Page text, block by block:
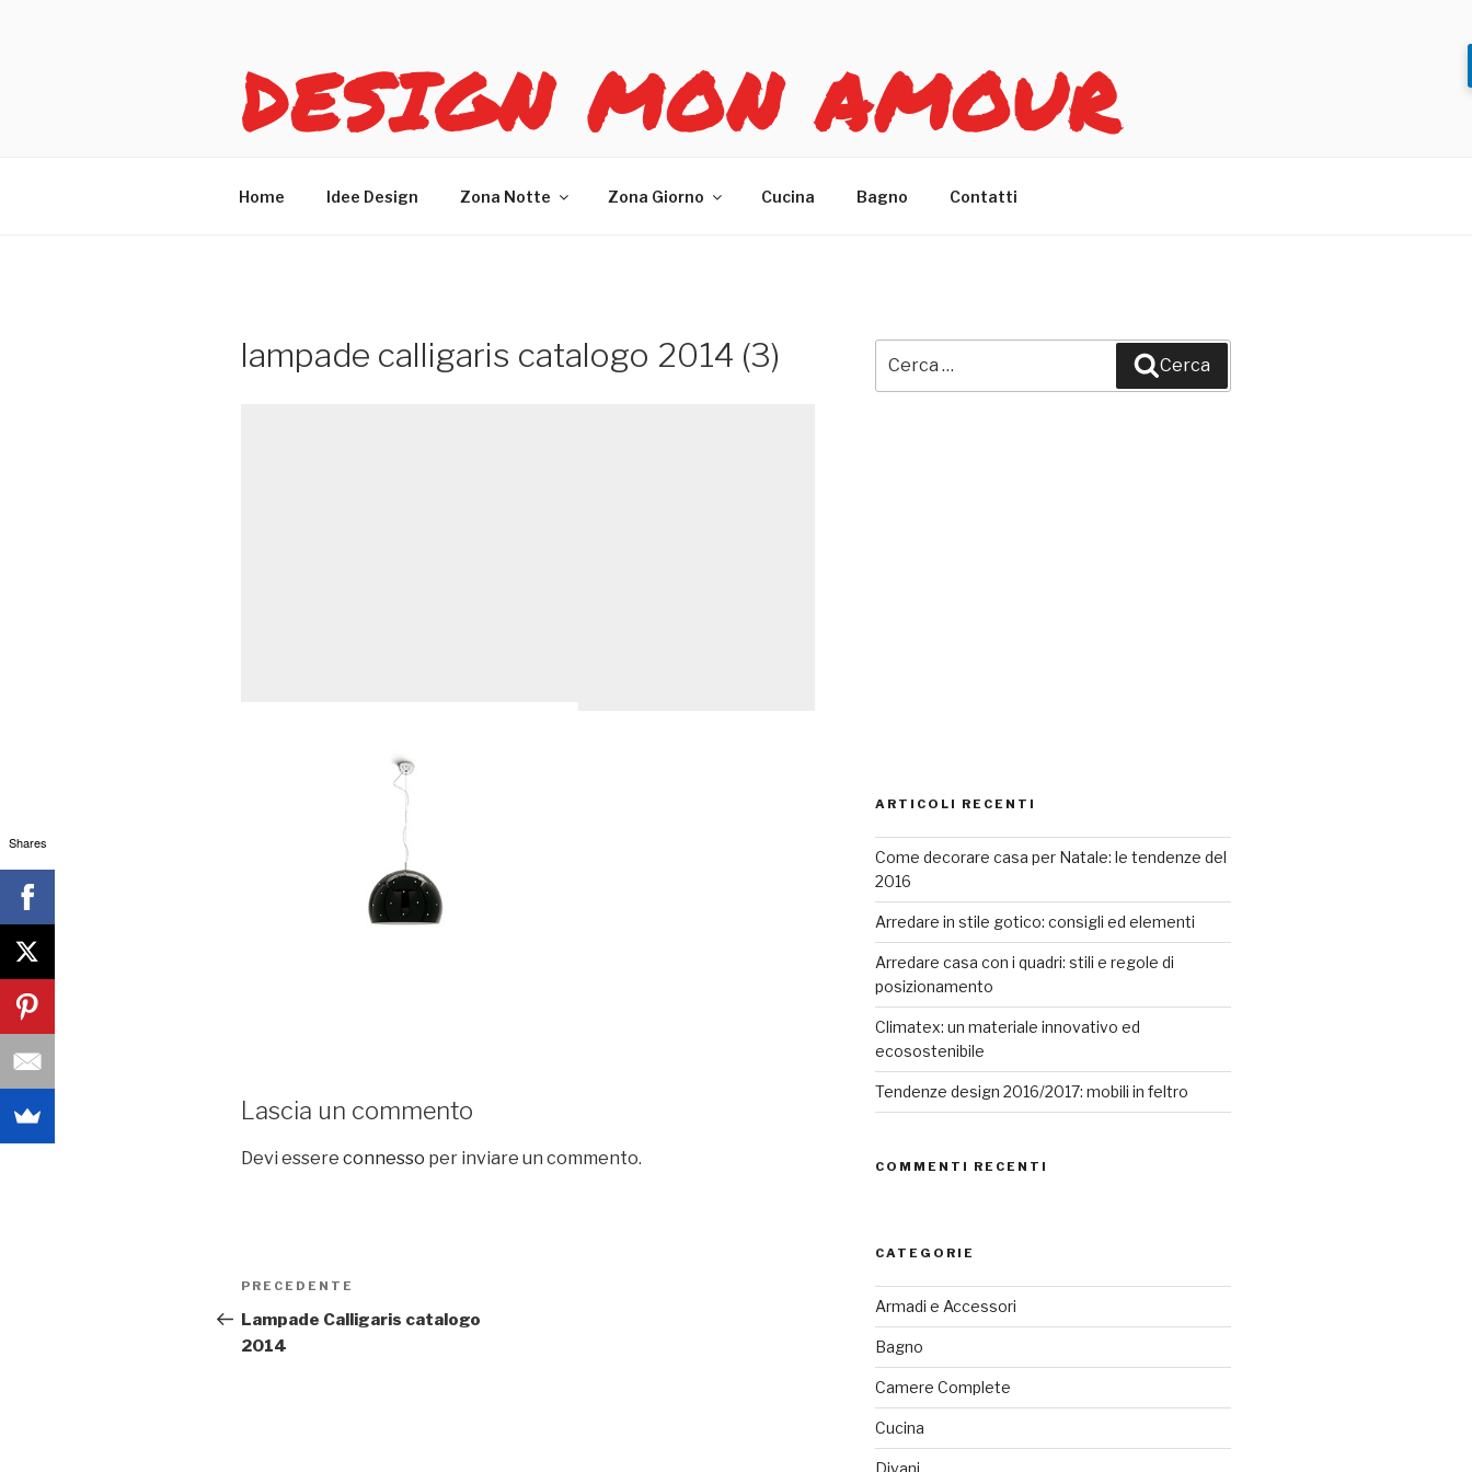
DESIGN MON AMOUR
Home Idee Design Zona Notte Zona Giorno Cucina Bagno Contatti
lampade calligaris catalogo 2014 (3)
Lascia un commento
Devi essere connesso per inviare un commento.
Navigazione
articoli
Articolo
precedente:
PRECEDENTE
Lampade Calligaris catalogo
2014
Cerca
ARTICOLI RECENTI
Come decorare casa per Natale: le tendenze del
2016
Arredare in stile gotico: consigli ed elementi
Arredare casa con i quadri: stili e regole di
posizionamento
Climatex: un materiale innovativo ed
ecosostenibile
Tendenze design 2016/2017: mobili in feltro
COMMENTI RECENTI
CATEGORIE
Armadi e Accessori
Bagno
Camere Complete
Cucina
Shares